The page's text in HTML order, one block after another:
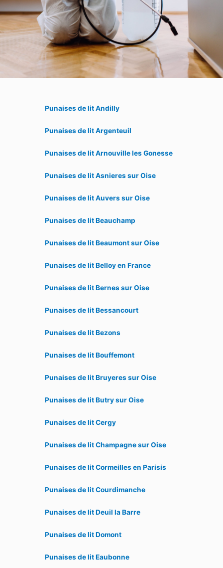
Punaises de lit Andilly
Punaises de lit Argenteuil
Punaises de lit Arnouville les Gonesse
Punaises de lit Asnieres sur Oise
Punaises de lit Auvers sur Oise
Punaises de lit Beauchamp
Punaises de lit Beaumont sur Oise
Punaises de lit Belloy en France
Punaises de lit Bernes sur Oise
Punaises de lit Bessancourt
Punaises de lit Bezons
Punaises de lit Bouffemont
Punaises de lit Bruyeres sur Oise
Punaises de lit Butry sur Oise
Punaises de lit Cergy
Punaises de lit Champagne sur Oise
Punaises de lit Cormeilles en Parisis
Punaises de lit Courdimanche
Punaises de lit Deuil la Barre
Punaises de lit Domont
Punaises de lit Eaubonne